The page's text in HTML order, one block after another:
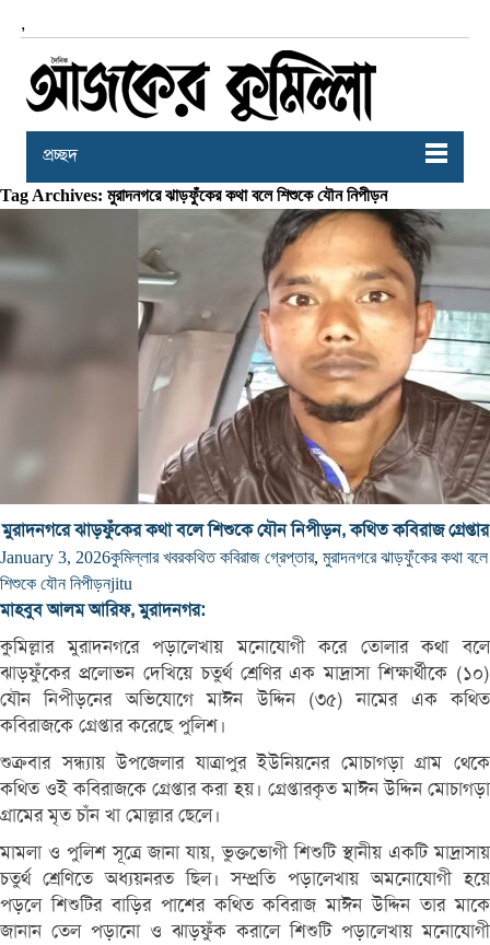
,
প্রচ্ছদ
Tag Archives: মুরাদনগরে ঝাড়ফুঁকের কথা বলে শিশুকে যৌন নিপীড়ন
মুরাদনগরে ঝাড়ফুঁকের কথা বলে শিশুকে যৌন নিপীড়ন, কথিত কবিরাজ গ্রেপ্তার
January 3, 2026কুমিল্লার খবরকথিত কবিরাজ গ্রেপ্তার, মুরাদনগরে ঝাড়ফুঁকের কথা বলে
শিশুকে যৌন নিপীড়নjitu
মাহবুব আলম আরিফ, মুরাদনগর:
কুমিল্লার মুরাদনগরে পড়ালেখায় মনোযোগী করে তোলার কথা বলে
ঝাড়ফুঁকের প্রলোভন দেখিয়ে চতুর্থ শ্রেণির এক মাদ্রাসা শিক্ষার্থীকে (১০)
যৌন নিপীড়নের অভিযোগে মাঈন উদ্দিন (৩৫) নামের এক কথিত
কবিরাজকে গ্রেপ্তার করেছে পুলিশ।
শুক্রবার সন্ধ্যায় উপজেলার যাত্রাপুর ইউনিয়নের মোচাগড়া গ্রাম থেকে
কথিত ওই কবিরাজকে গ্রেপ্তার করা হয়। গ্রেপ্তারকৃত মাঈন উদ্দিন মোচাগড়া
গ্রামের মৃত চাঁন খা মোল্লার ছেলে।
মামলা ও পুলিশ সূত্রে জানা যায়, ভুক্তভোগী শিশুটি স্থানীয় একটি মাদ্রাসায়
চতুর্থ শ্রেণিতে অধ্যয়নরত ছিল। সম্প্রতি পড়ালেখায় অমনোযোগী হয়ে
পড়লে শিশুটির বাড়ির পাশের কথিত কবিরাজ মাঈন উদ্দিন তার মাকে
জানান তেল পড়ানো ও ঝাড়ফুঁক করালে শিশুটি পড়ালেখায় মনোযোগী